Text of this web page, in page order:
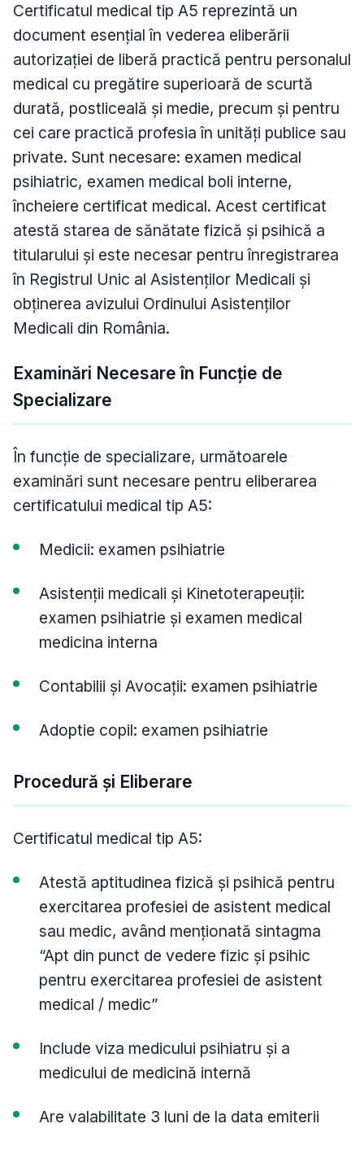
Certificatul medical tip A5 reprezintă un
document esențial în vederea eliberării
autorizației de liberă practică pentru personalul
medical cu pregătire superioară de scurtă
durată, postliceală și medie, precum și pentru
cei care practică profesia în unități publice sau
private. Sunt necesare: examen medical
psihiatric, examen medical boli interne,
încheiere certificat medical. Acest certificat
atestă starea de sănătate fizică și psihică a
titularului și este necesar pentru înregistrarea
în Registrul Unic al Asistenților Medicali și
obținerea avizului Ordinului Asistenților
Medicali din România.
Examinări Necesare în Funcție de
Specializare
În funcție de specializare, următoarele
examinări sunt necesare pentru eliberarea
certificatului medical tip A5:
Medicii: examen psihiatrie
Asistenții medicali și Kinetoterapeuții:
examen psihiatrie și examen medical
medicina interna
Contabilii și Avocații: examen psihiatrie
Adoptie copil: examen psihiatrie
Procedură și Eliberare
Certificatul medical tip A5:
Atestă aptitudinea fizică și psihică pentru
exercitarea profesiei de asistent medical
sau medic, având menționată sintagma
“Apt din punct de vedere fizic și psihic
pentru exercitarea profesiei de asistent
medical / medic”
Include viza medicului psihiatru și a
medicului de medicină internă
Are valabilitate 3 luni de la data emiterii